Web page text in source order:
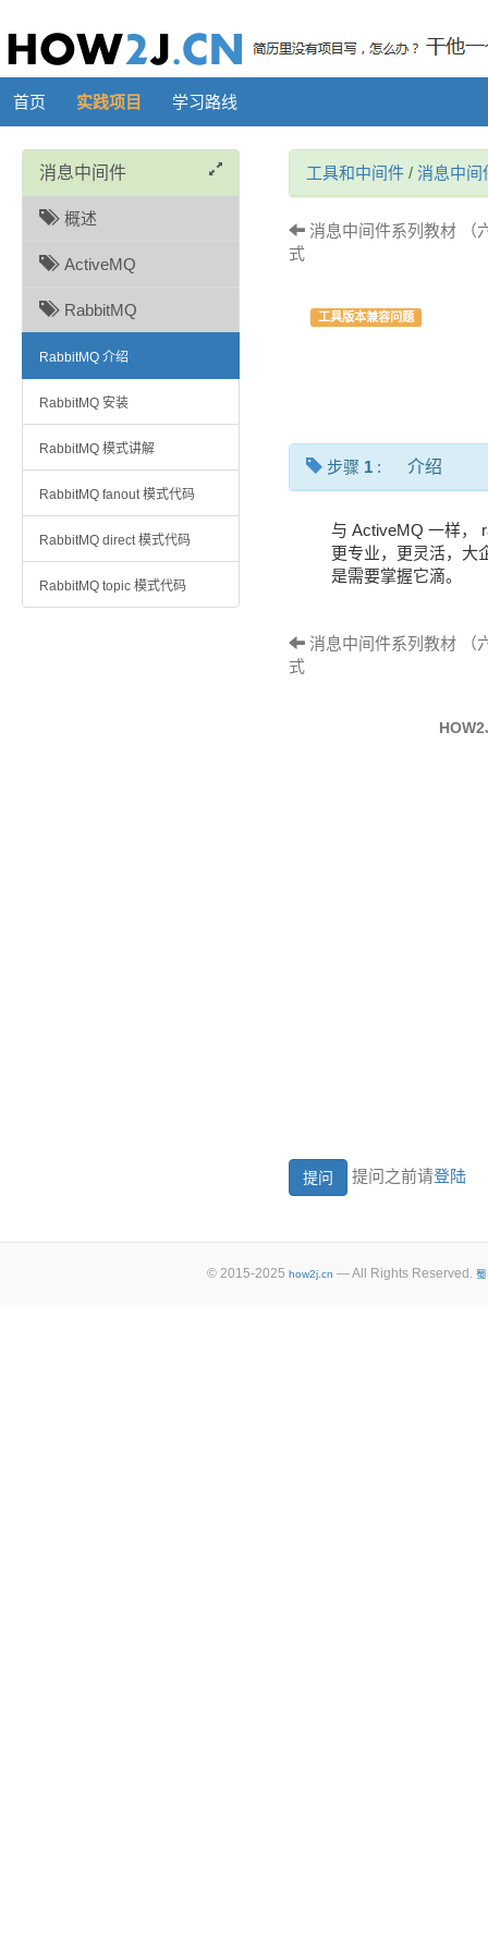
首页 实践项目 学习路线
消息中间件
概述
ActiveMQ
RabbitMQ
RabbitMQ 介绍
RabbitMQ 安装
RabbitMQ 模式讲解
RabbitMQ fanout 模式代码
RabbitMQ direct 模式代码
RabbitMQ topic 模式代码
工具和中间件 / 消息中间
消息中间件系列教材 （
式
工具版本兼容问题
步骤 1 : 介绍
与 ActiveMQ 一样，
更专业，更灵活，大
是需要掌握它滴。
消息中间件系列教材 （
式
提问之前请登陆
© 2015-2025 how2j.cn — All Rights Reserved.